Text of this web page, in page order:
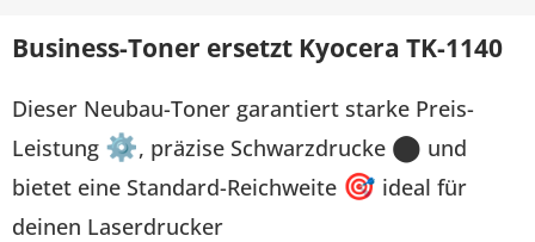
Business-Toner ersetzt Kyocera TK-1140
Dieser Neubau-Toner garantiert starke Preis-
Leistung ⚙, präzise Schwarzdrucke ⬤ und
bietet eine Standard-Reichweite 🎯 ideal für
deinen Laserdrucker